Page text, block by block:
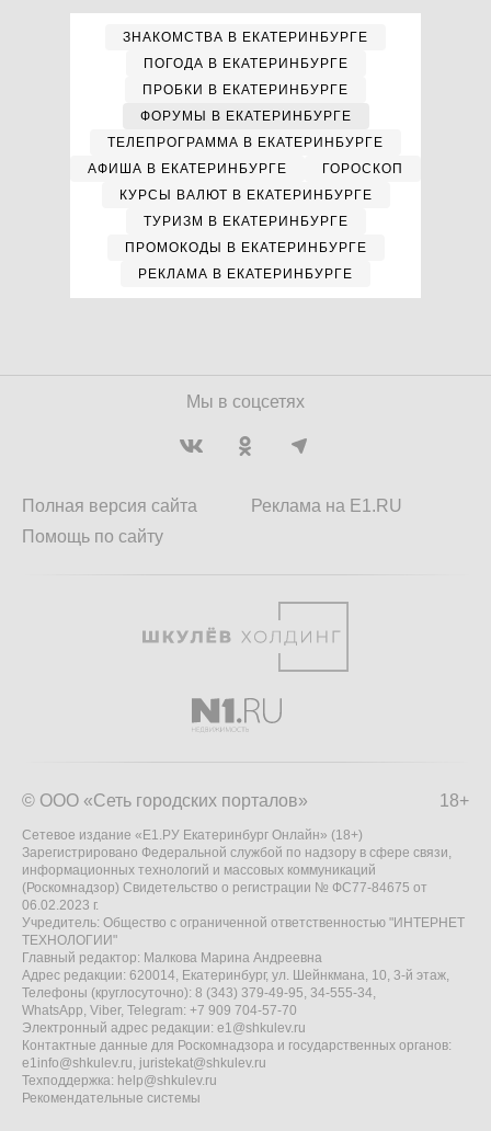
ЗНАКОМСТВА В ЕКАТЕРИНБУРГЕ
ПОГОДА В ЕКАТЕРИНБУРГЕ
ПРОБКИ В ЕКАТЕРИНБУРГЕ
ФОРУМЫ В ЕКАТЕРИНБУРГЕ
ТЕЛЕПРОГРАММА В ЕКАТЕРИНБУРГЕ
АФИША В ЕКАТЕРИНБУРГЕ
ГОРОСКОП
КУРСЫ ВАЛЮТ В ЕКАТЕРИНБУРГЕ
ТУРИЗМ В ЕКАТЕРИНБУРГЕ
ПРОМОКОДЫ В ЕКАТЕРИНБУРГЕ
РЕКЛАМА В ЕКАТЕРИНБУРГЕ
Мы в соцсетях
Полная версия сайта
Помощь по сайту
Реклама на E1.RU
18+
© ООО «Сеть городских порталов»
Сетевое издание «Е1.РУ Екатеринбург Онлайн» (18+)
Зарегистрировано Федеральной службой по надзору в сфере связи,
информационных технологий и массовых коммуникаций
(Роскомнадзор) Свидетельство о регистрации № ФС77-84675 от
06.02.2023 г.
Учредитель: Общество с ограниченной ответственностью "ИНТЕРНЕТ
ТЕХНОЛОГИИ"
Главный редактор: Малкова Марина Андреевна
Адрес редакции: 620014, Екатеринбург, ул. Шейнкмана, 10, 3-й этаж,
Телефоны (круглосуточно): 8 (343) 379-49-95, 34-555-34,
WhatsApp, Viber, Telegram: +7 909 704-57-70
Электронный адрес редакции: e1@shkulev.ru
Контактные данные для Роскомнадзора и государственных органов:
e1info@shkulev.ru, juristekat@shkulev.ru
Техподдержка: help@shkulev.ru
Рекомендательные системы